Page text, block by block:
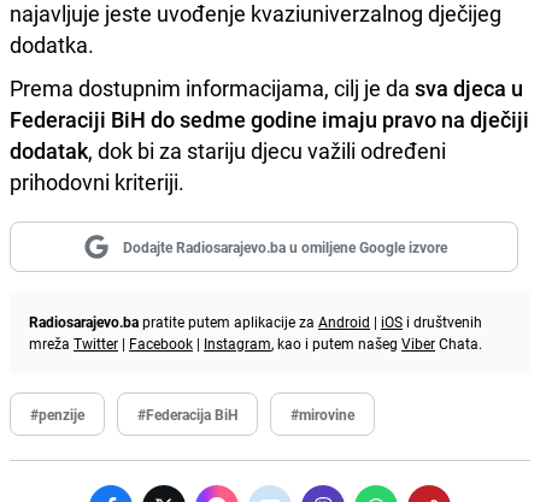
najavljuje jeste uvođenje kvaziuniverzalnog dječijeg
dodatka.
Prema dostupnim informacijama, cilj je da sva djeca u
Federaciji BiH do sedme godine imaju pravo na dječiji
dodatak, dok bi za stariju djecu važili određeni
prihodovni kriteriji.
Dodajte Radiosarajevo.ba u omiljene Google izvore
Radiosarajevo.bapratite putem aplikacije za Android | iOS i društvenih
mreža Twitter | Facebook | Instagram, kao i putem našeg ViberChata.
#penzije #Federacija BiH #mirovine